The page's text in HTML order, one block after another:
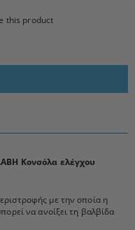
this product
Κονσόλα ελέγχου
με την οποία η
να ανοίξει τη βαλβίδα